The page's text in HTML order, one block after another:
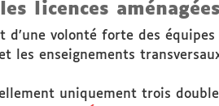
licences aménagées
d’une volonté forte des
les enseignements
uniquement trois